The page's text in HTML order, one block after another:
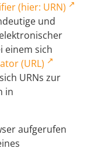
(hier: URN)
und
einem sich
(URL)
URNs zur
in
aufgerufen